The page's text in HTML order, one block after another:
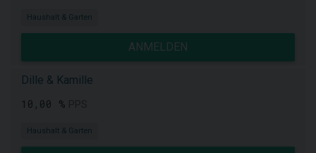
Haushalt & Garten
ANMELDEN
Dille & Kamille
10,00 %
Haushalt & Garten